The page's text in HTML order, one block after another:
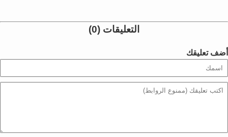
التعليقات (0)
أضف تعليقك